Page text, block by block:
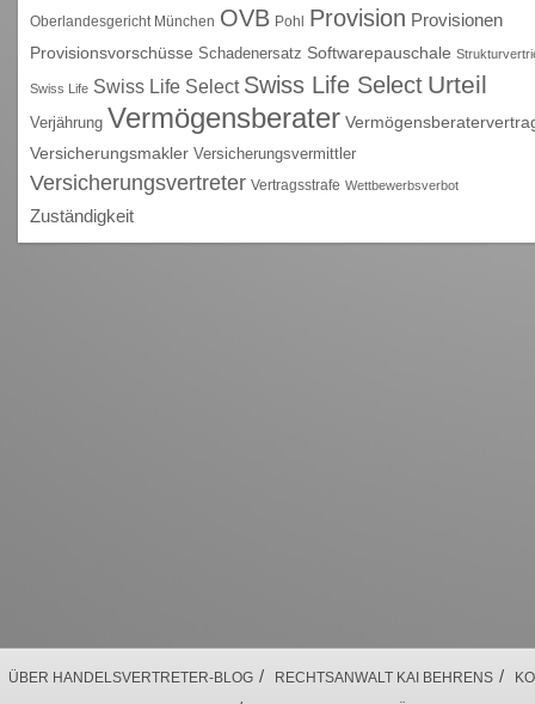
Oberlandesgericht München OVB Pohl Provision Provisionen
Provisionsvorschüsse Schadenersatz Softwarepauschale
Swiss Life Swiss Life Select Swiss Life Select Urteil
Verjährung Vermögensberater
Versicherungsmakler Versicherungsvermittler
Versicherungsvertreter Vertragsstrafe Wettbewerbsverbot
Zuständigkeit
ÜBER HANDELSVERTRETER-BLOG / RECHTSANWALT KAI BEHRENS /